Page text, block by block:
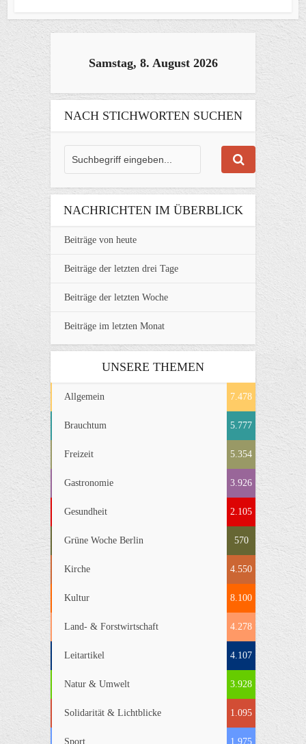
Samstag, 8. August 2026
NACH STICHWORTEN SUCHEN
NACHRICHTEN IM ÜBERBLICK
Beiträge von heute
Beiträge der letzten drei Tage
Beiträge der letzten Woche
Beiträge im letzten Monat
UNSERE THEMEN
Allgemein 7.478
Brauchtum 5.777
Freizeit 5.354
Gastronomie 3.926
Gesundheit 2.105
Grüne Woche Berlin 570
Kirche 4.550
Kultur 8.100
Land- & Forstwirtschaft 4.278
Leitartikel 4.107
Natur & Umwelt 3.928
Solidarität & Lichtblicke 1.095
Sport 1.975